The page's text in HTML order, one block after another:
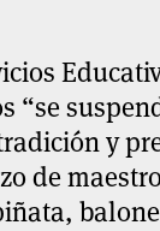
“se
y
de